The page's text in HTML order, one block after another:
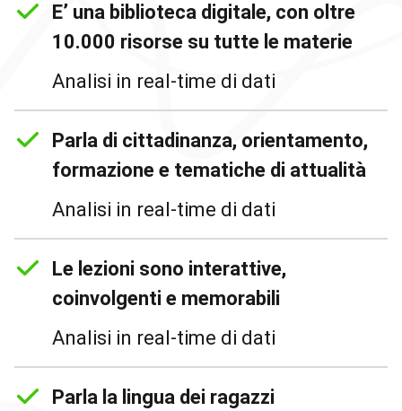
E’ una biblioteca digitale, con oltre
10.000 risorse su tutte le materie
Analisi in real-time di dati
Parla di cittadinanza, orientamento,
formazione e tematiche di attualità
Analisi in real-time di dati
Le lezioni sono interattive,
coinvolgenti e memorabili
Analisi in real-time di dati
Parla la lingua dei ragazzi